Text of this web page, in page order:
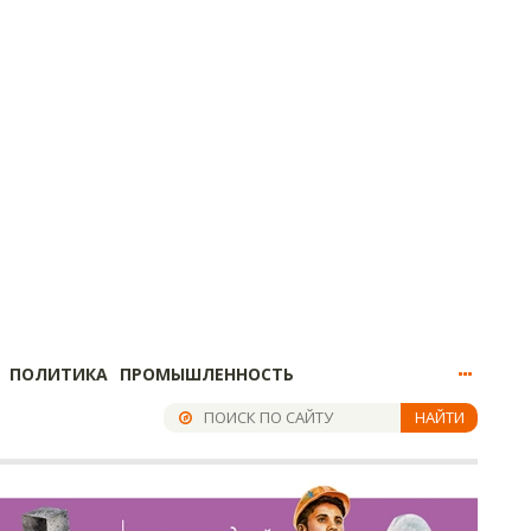
ПОЛИТИКА ПРОМЫШЛЕННОСТЬ
НАЙТИ